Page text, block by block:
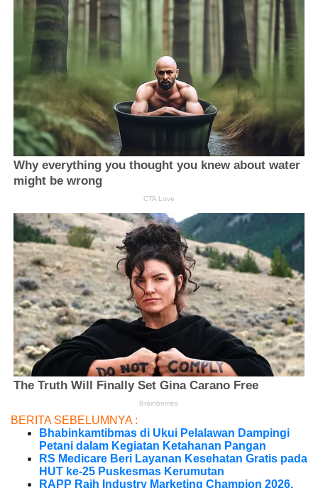
BERITA SEBELUMNYA :
Bhabinkamtibmas di Ukui Pelalawan Dampingi
Petani dalam Kegiatan Ketahanan Pangan
RS Medicare Beri Layanan Kesehatan Gratis pada
HUT ke-25 Puskesmas Kerumutan
RAPP Raih Industry Marketing Champion 2026,